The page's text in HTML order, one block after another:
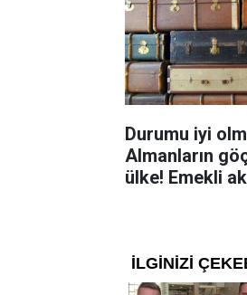
Durumu iyi
Almanların
ülke! Emekli